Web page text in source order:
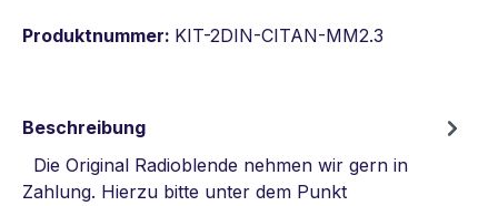
Produktnummer: KIT-2DIN-CITAN-MM2.3
Beschreibung
Die Original Radioblende nehmen wir gern in
Zahlung. Hierzu bitte unter dem Punkt